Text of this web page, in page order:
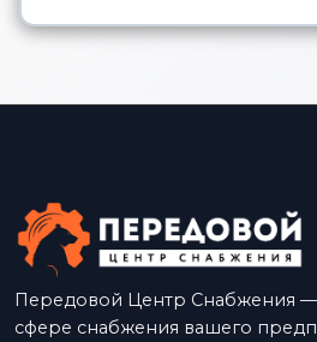
Передовой Центр Снабжения
сфере снабжения вашего